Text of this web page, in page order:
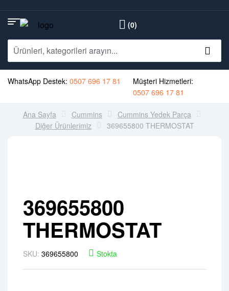
(0)
WhatsApp Destek: 0507 696 17 81
Müşteri Hizmetleri:
0507 696 17 81
Ana Sayfa Cummins
Cummins Yedek Parça
Diğer Ürünlerimiz
369655800 THERMOSTAT
369655800
THERMOSTAT
SKU: 369655800 Stokta